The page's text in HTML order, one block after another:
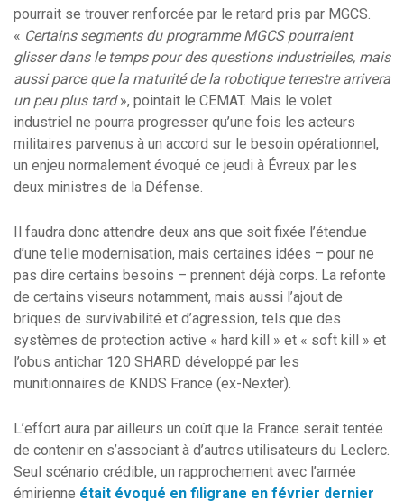
pourrait se trouver renforcée par le retard pris par MGCS.
« Certains segments du programme MGCS pourraient
glisser dans le temps pour des questions industrielles, mais
aussi parce que la maturité de la robotique terrestre arrivera
un peu plus tard», pointait le CEMAT. Mais le volet
industriel ne pourra progresser qu’une fois les acteurs
militaires parvenus à un accord sur le besoin opérationnel,
un enjeu normalement évoqué ce jeudi à Évreux par les
deux ministres de la Défense.
Il faudra donc attendre deux ans que soit fixée l’étendue
d’une telle modernisation, mais certaines idées – pour ne
pas dire certains besoins – prennent déjà corps. La refonte
de certains viseurs notamment, mais aussi l’ajout de
briques de survivabilité et d’agression, tels que des
systèmes de protection active « hard kill » et « soft kill » et
l’obus antichar 120 SHARD développé par les
munitionnaires de KNDS France (ex-Nexter).
L’effort aura par ailleurs un coût que la France serait tentée
de contenir en s’associant à d’autres utilisateurs du Leclerc.
Seul scénario crédible, un rapprochement avec l’armée
émirienne était évoqué en filigrane en février dernier